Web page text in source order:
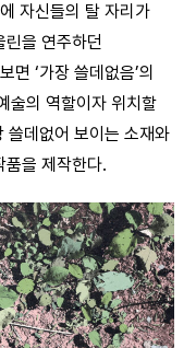
자신들의 탈 자리가
을 연주하던
‘가장 쓸데없음’의
술의 역할이자 위치할
쓸데없어 보이는 소재와
품을 제작한다.